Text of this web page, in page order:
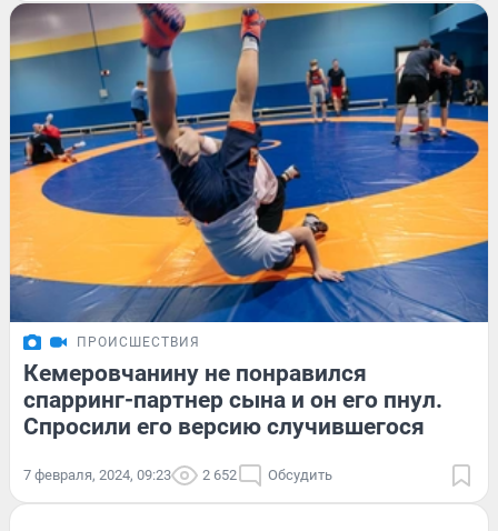
ПРОИСШЕСТВИЯ
Кемеровчанину не понравился
спарринг-партнер сына и он его пнул.
Спросили его версию случившегося
7 февраля, 2024, 09:23 2 652 Обсудить